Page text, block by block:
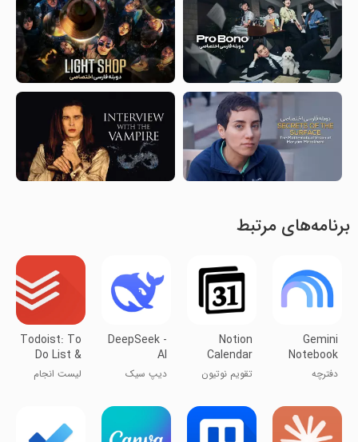
برنامه‌های مرتبط
Gemini
Notebook
دفترچه
LM
Notion
Calendar
تقویم نوتیون
DeepSeek -
AI
Assistant
دیپ سیک
Todoist: To
Do List &
Calendar
لیست انجام